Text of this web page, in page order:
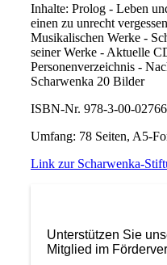
Inhalte: Prolog - Leben
einen zu unrecht
Musikalischen Werke -
seiner Werke - Aktuelle
Personenverzeichnis -
Scharwenka 20 Bilder
ISBN-Nr. 978-3-00-
Umfang: 78 Seiten, A5-
Link zur Scharwenka-
Unterstützen Sie
Mitglied im